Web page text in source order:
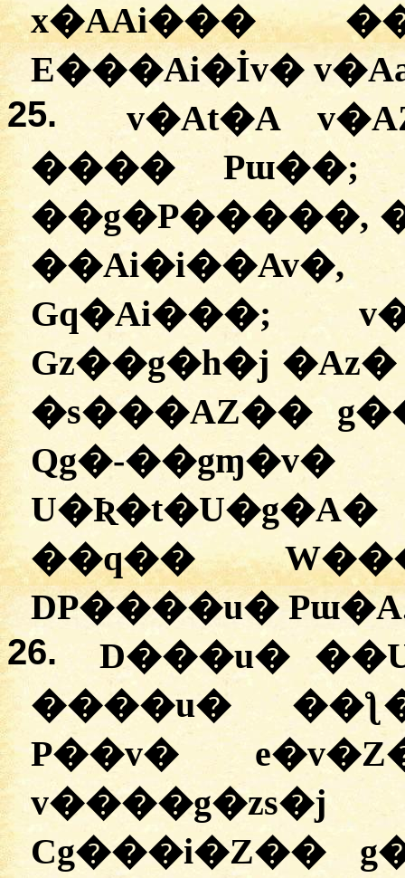
x�AAi���
E���Ai�İv�
25.
v�At�A
���� Pɯ��;
��g�P�����,
��Ai�i��Av�,
Gq�Ai���;
Gz��g�h�j
�s���AZ��
Qg�-
��q��
DP����u�
26.
D���u�
����u�
P��v�
Cg���i�Z��